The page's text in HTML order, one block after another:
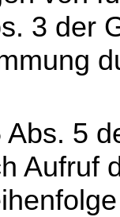
3 der
5
Aufruf